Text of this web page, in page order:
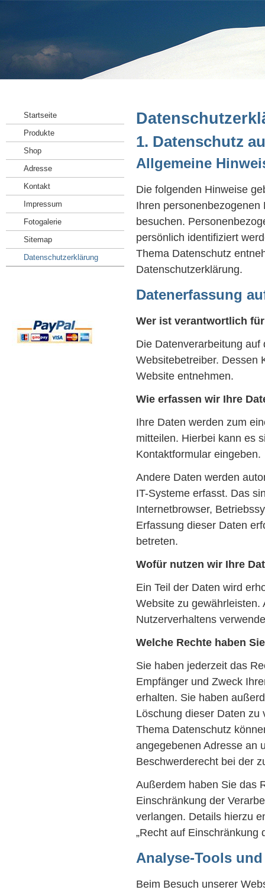
Startseite
Produkte
Shop
Adresse
Kontakt
Impressum
Fotogalerie
Sitemap
Datenschutzerklärung
1. Datenschutz
Allgemeine
Die folgenden Hinweise
Ihren
besuchen.
persönlich identifiziert
Thema Datenschutz
Datenschutzerklärung.
Datenerfassung
Wer ist verantwortlich
Die Datenverarbeitung
Websitebetreiber. Dessen
Website entnehmen.
Wie erfassen wir Ihre
Ihre Daten werden zum
mitteilen. Hierbei kann es
Kontaktformular eingeben.
Andere Daten werden
IT-Systeme erfasst. Das
Internetbrowser,
Erfassung dieser Daten
betreten.
Wofür nutzen wir Ihre
Ein Teil der Daten wird
Website zu gewährleisten.
Nutzerverhaltens
Welche Rechte haben
Sie haben jederzeit das
Empfänger und Zweck
erhalten. Sie haben
Löschung dieser Daten
Thema Datenschutz
angegebenen Adresse an
Beschwerderecht bei der
Außerdem haben Sie das
Einschränkung der
verlangen. Details hierzu
„Recht auf Einschränkung
Analyse-Tools
Beim Besuch unserer